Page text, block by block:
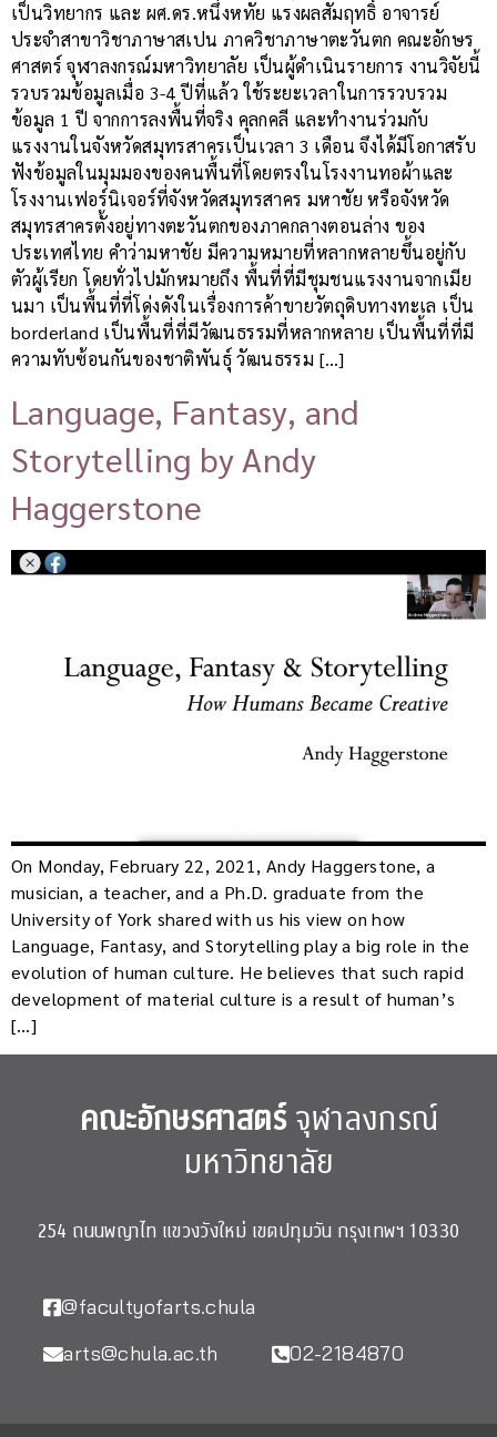
เป็นวิทยากร และ ผศ.ดร.หนึ่งหทัย แรงผลสัมฤทธิ์ อาจารย์
ประจำสาขาวิชาภาษาสเปน ภาควิชาภาษาตะวันตก คณะอักษร
ศาสตร์ จุฬาลงกรณ์มหาวิทยาลัย เป็นผู้ดำเนินรายการ งานวิจัยนี้
รวบรวมข้อมูลเมื่อ 3-4 ปีที่แล้ว ใช้ระยะเวลาในการรวบรวม
ข้อมูล 1 ปี จากการลงพื้นที่จริง คุลกคลี และทำงานร่วมกับ
แรงงานในจังหวัดสมุทรสาครเป็นเวลา 3 เดือน จึงได้มีโอกาสรับ
ฟังข้อมูลในมุมมองของคนพื้นที่โดยตรงในโรงงานทอผ้าและ
โรงงานเฟอร์นิเจอร์ที่จังหวัดสมุทรสาคร มหาชัย หรือจังหวัด
สมุทรสาครตั้งอยู่ทางตะวันตกของภาคกลางตอนล่าง ของ
ประเทศไทย คำว่ามหาชัย มีความหมายที่หลากหลายขึ้นอยู่กับ
ตัวผู้เรียก โดยทั่วไปมักหมายถึง พื้นที่ที่มีชุมชนแรงงานจากเมีย
นมา เป็นพื้นที่ที่โด่งดังในเรื่องการค้าขายวัตถุดิบทางทะเล เป็น
borderland เป็นพื้นที่ที่มีวัฒนธรรมที่หลากหลาย เป็นพื้นที่ที่มี
ความทับซ้อนกันของชาติพันธุ์ วัฒนธรรม […]
Language, Fantasy, and
Storytelling by Andy
Haggerstone
On Monday, February 22, 2021, Andy Haggerstone, a
musician, a teacher, and a Ph.D. graduate from the
University of York shared with us his view on how
Language, Fantasy, and Storytelling play a big role in the
evolution of human culture. He believes that such rapid
development of material culture is a result of human’s
[…]
คณะอักษรศาสตร์จุฬาลงกรณ์
มหาวิทยาลัย
254 ถนนพญาไท แขวงวังใหม่ เขตปทุมวัน กรุงเทพฯ 10330
@facultyofarts.chula
arts@chula.ac.th
02-2184870